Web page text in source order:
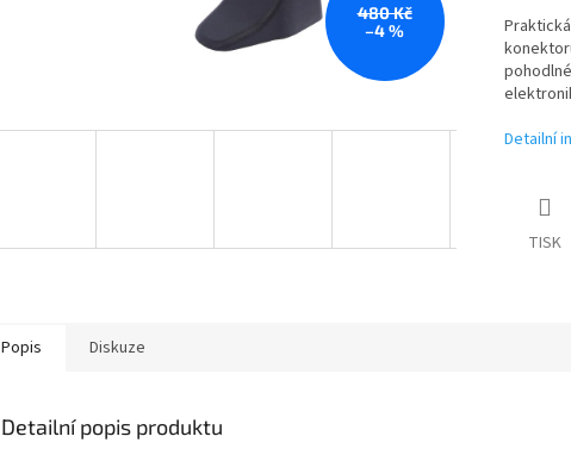
480 Kč
–4 %
Detailní
TISK
Popis Diskuze
Detailní popis produktu